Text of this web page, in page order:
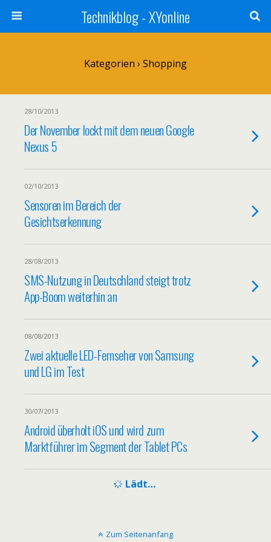
Technikblog - XYonline
Kategorien › Shopping
28/10/2013
Der November lockt mit dem neuen Google
Nexus 5
02/10/2013
Sensoren im Bereich der
Gesichtserkennung
28/08/2013
SMS-Nutzung in Deutschland steigt trotz
App-Boom weiterhin an
08/08/2013
Zwei aktuelle LED-Fernseher von Samsung
und LG im Test
30/07/2013
Android überholt iOS und wird zum
Marktführer im Segment der Tablet PCs
Lädt…
Zum Seitenanfang